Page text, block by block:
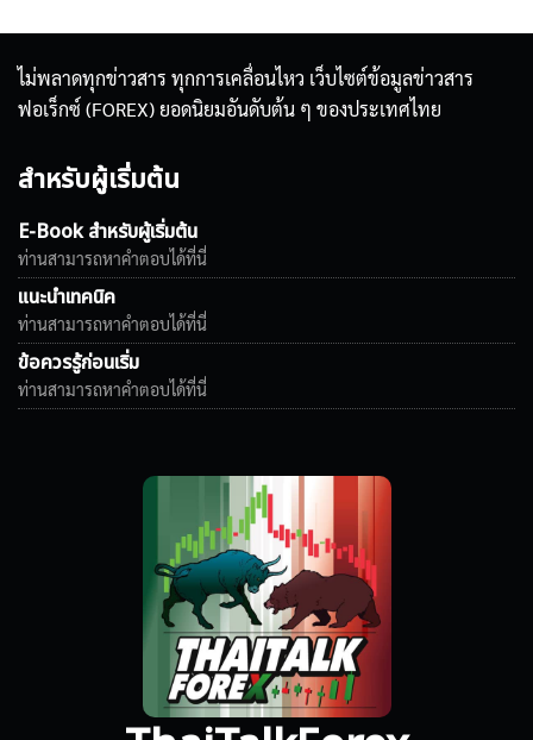
ไม่พลาดทุกข่าวสาร ทุกการเคลื่อนไหว เว็บไซต์ข้อมูลข่าวสาร
ฟอเร็กซ์ (FOREX) ยอดนิยมอันดับต้น ๆ ของประเทศไทย
สำหรับผู้เริ่มต้น
E-Book สำหรับผู้เริ่มต้น
ท่านสามารถหาคำตอบได้ที่นี่
แนะนำเทคนิค
ท่านสามารถหาคำตอบได้ที่นี่
ข้อควรรู้ก่อนเริ่ม
ท่านสามารถหาคำตอบได้ที่นี่